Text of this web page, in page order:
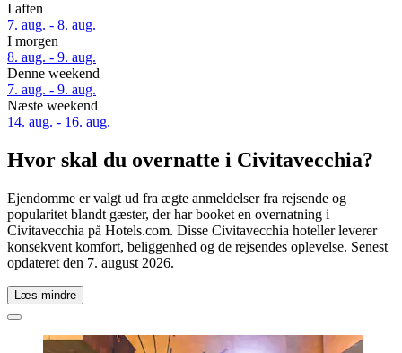
I aften
7. aug. - 8. aug.
I morgen
8. aug. - 9. aug.
Denne weekend
7. aug. - 9. aug.
Næste weekend
14. aug. - 16. aug.
Hvor skal du overnatte i Civitavecchia?
Ejendomme er valgt ud fra ægte anmeldelser fra rejsende og
popularitet blandt gæster, der har booket en overnatning i
Civitavecchia på Hotels.com. Disse Civitavecchia hoteller leverer
konsekvent komfort, beliggenhed og de rejsendes oplevelse. Senest
opdateret den 7. august 2026.
Læs mindre